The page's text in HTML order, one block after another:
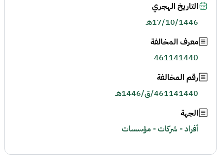
التاريخ الهجري
17/10/1446هـ
معرف المخالفة
461141440
رقم المخالفة
461141440/ق/1446هـ
الجهة
أفراد - شركات - مؤسسات